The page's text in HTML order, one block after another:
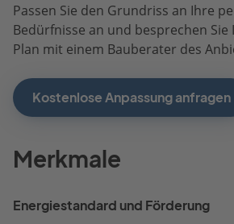
Passen Sie den Grundriss an Ihre
Bedürfnisse an und besprechen
Plan mit einem Bauberater des
Kostenlose Anpassung anfragen
Merkmale
Energiestandard und Förderung